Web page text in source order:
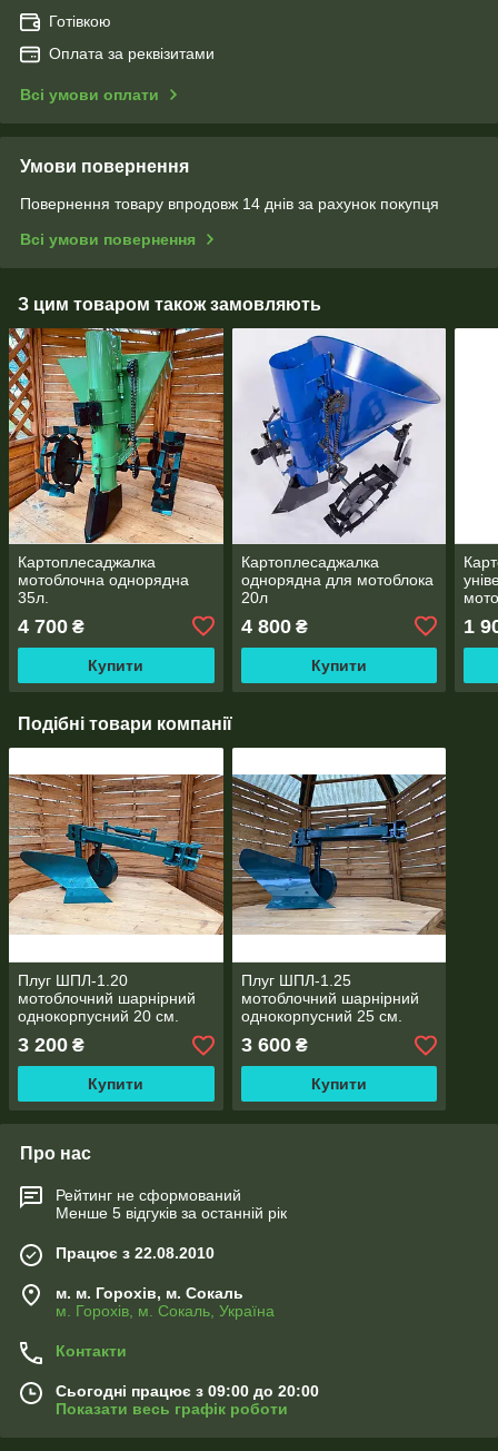
Готівкою
Оплата за реквізитами
Всі умови оплати
Умови повернення
Повернення товару впродовж 14 днів за рахунок покупця
Всі умови повернення
З цим товаром також замовляють
Картоплесаджалка
мотоблочна однорядна
35л.
4 700 ₴
Купити
Картоплесаджалка
однорядна для мотоблока
20л
4 800₴
Купити
1
Подібні товари компанії
Плуг ШПЛ-1.20
мотоблочний шарнірний
однокорпусний 20 см.
захват
3 200 ₴
Купити
Плуг ШПЛ-1.25
мотоблочний шарнірний
однокорпусний 25 см.
захват
3 600₴
Купити
Про нас
Рейтинг не сформований
Менше 5 відгуків за останній рік
Працює з 22.08.2010
м. м. Горохів, м. Сокаль
м. Горохів, м. Сокаль, Україна
Контакти
Сьогодні працює з 09:00 до 20:00
Показати весь графік роботи